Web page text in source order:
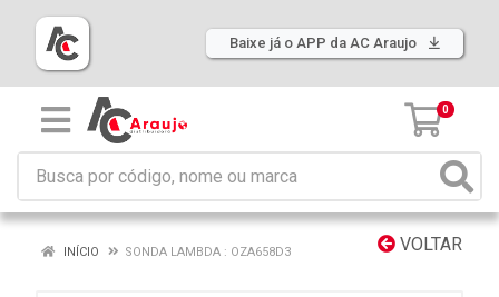
Baixe já o APP da AC Araujo
0
VOLTAR
INÍCIO SONDA LAMBDA : OZA658D3